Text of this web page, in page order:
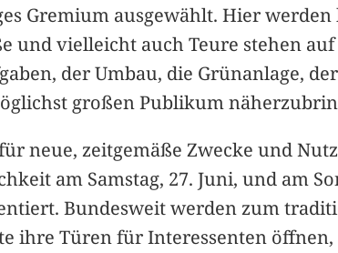
Gremium ausgewählt. Hier
und vielleicht auch Teure stehen
der Umbau, die Grünanlage,
großen Publikum
neue, zeitgemäße Zwecke und
am Samstag, 27. Juni, und am
Bundesweit werden zum
ihre Türen für Interessenten